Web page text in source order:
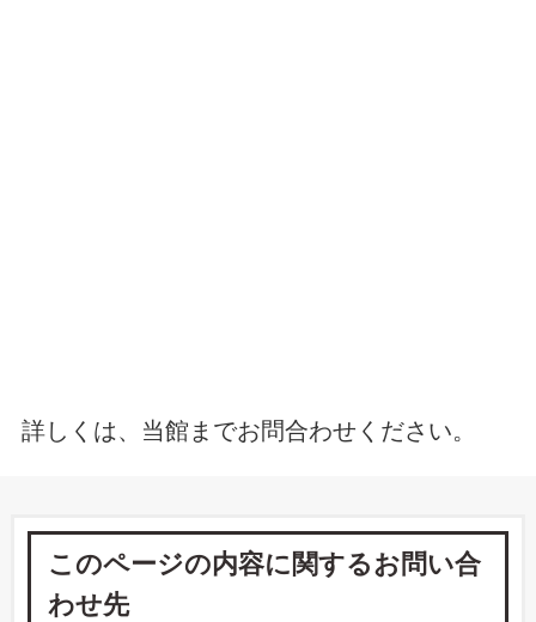
詳しくは、当館までお問合わせください。
このページの内容に関するお問い合
わせ先